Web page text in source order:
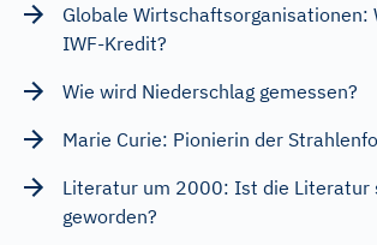
Globale Wirtschaftsorganisationen:
IWF-Kredit?
Wie wird Niederschlag gemessen?
Marie Curie: Pionierin der
Literatur um 2000: Ist die Literatur
geworden?